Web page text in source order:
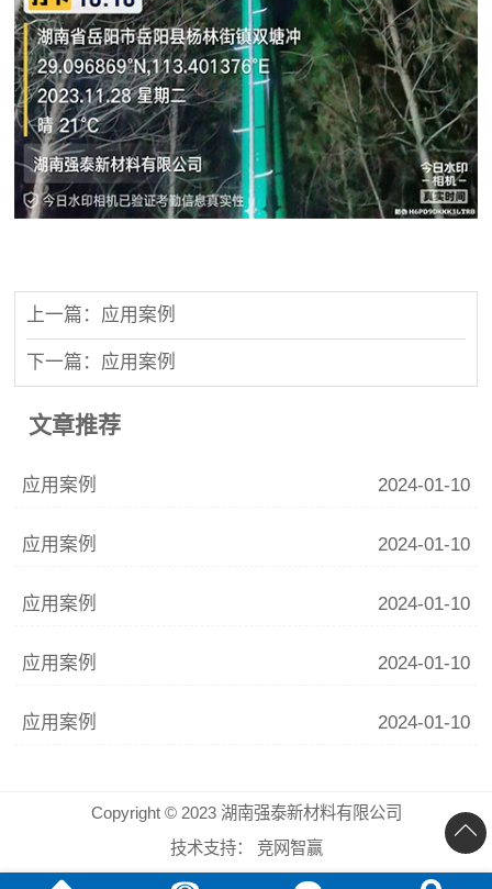
上一篇：应用案例
下一篇：应用案例
文章推荐
应用案例 2024-01-10
应用案例 2024-01-10
应用案例 2024-01-10
应用案例 2024-01-10
应用案例 2024-01-10
Copyright © 2023 湖南强泰新材料有限公司
技术支持：
竞网智赢